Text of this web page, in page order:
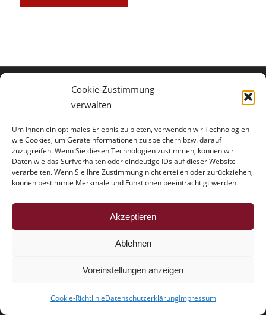
Cookie-Zustimmung
verwalten
Um Ihnen ein optimales Erlebnis zu bieten, verwenden wir Technologien
wie Cookies, um Geräteinformationen zu speichern bzw. darauf
zuzugreifen. Wenn Sie diesen Technologien zustimmen, können wir
Daten wie das Surfverhalten oder eindeutige IDs auf dieser Website
verarbeiten. Wenn Sie Ihre Zustimmung nicht erteilen oder zurückziehen,
können bestimmte Merkmale und Funktionen beeinträchtigt werden.
Akzeptieren
Ablehnen
Voreinstellungen anzeigen
Cookie-RichtlinieDatenschutzerklärungImpressum
KONTAKT
Dr. Schmitz & Partner
Baraschstraße 3a
14193 Berlin-Grunewald
Telefon: (030) 329 00 4 – 0
24H NOTRUF
01805 / 72 5333